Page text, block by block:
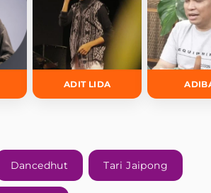
ADIT LIDA
Dancedhut Tari Jaipong